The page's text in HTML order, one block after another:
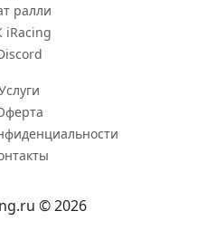
ралли
iRacing
© 2026